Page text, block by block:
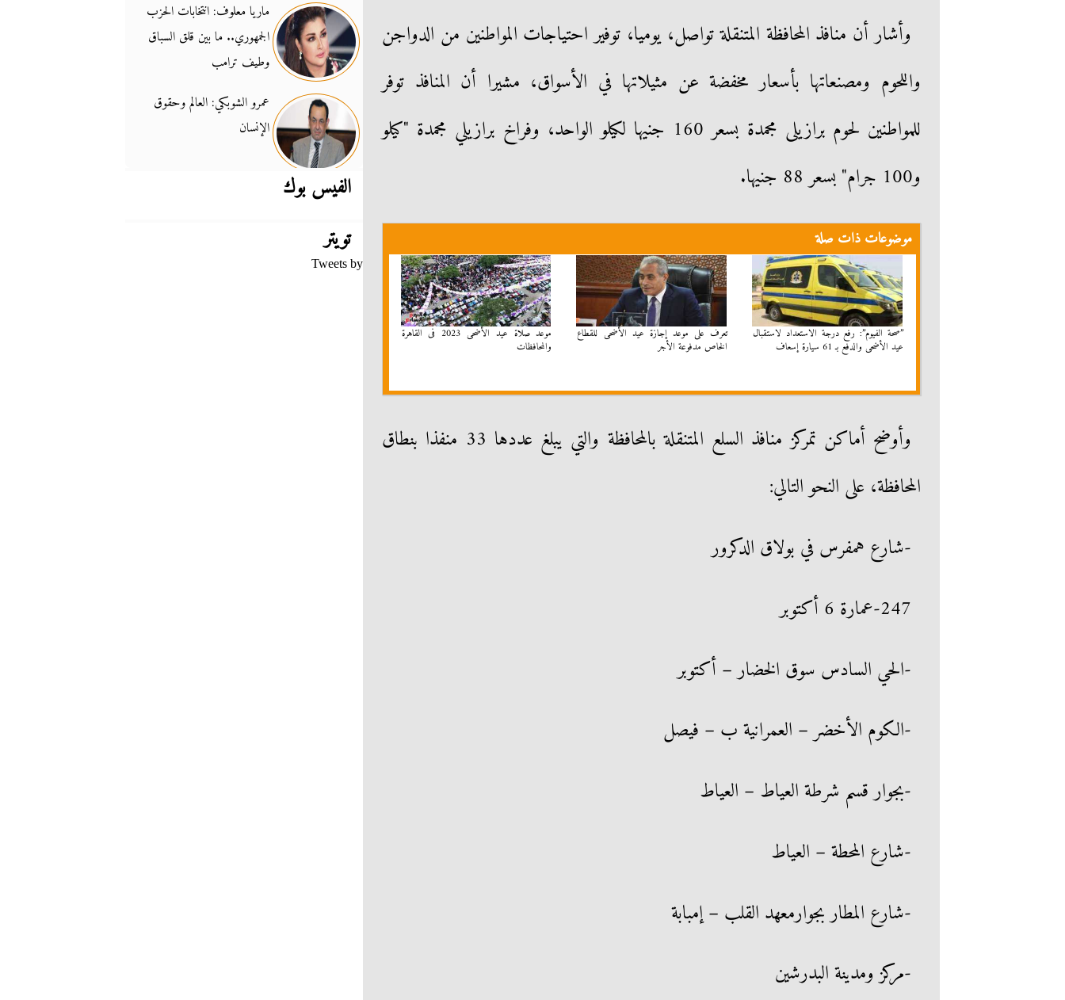
وأشار أن منافذ المحافظة المتنقلة تواصل، يوميا، توفير احتياجات المواطنين من الدواجن
واللحوم ومصنعاتها بأسعار مخفضة عن مثيلاتها في الأسواق، مشيرا أن المنافذ توفر
للمواطنين لحوم برازيلى مجمدة بسعر 160 جنيها لكيلو الواحد، وفراخ برازيلي مجمدة "كيلو
و100 جرام" بسعر 88 جنيها.
موضوعات ذات صلة
”صحة الفيوم”: رفع درجة الاستعداد لاستقبال
عيد الأضحى والدفع بـ 61 سيارة إسعاف
تعرف على موعد إجازة عيد الأضحى للقطاع
الخاص مدفوعة الأجر
موعد صلاة عيد الأضحى 2023 فى القاهرة
والمحافظات
وأوضح أماكن تمركز منافذ السلع المتنقلة بالمحافظة والتي يبلغ عددها 33 منفذا بنطاق
المحافظة، على النحو التالي:
-شارع همفرس في بولاق الدكرور
247-عمارة 6 أكتوبر
-الحي السادس سوق الخضار – أكتوبر
-الكوم الأخضر – العمرانية ب – فيصل
-بجوار قسم شرطة العياط – العياط
-شارع المحطة – العياط
-شارع المطار بجوارمعهد القلب – إمبابة
-مركز ومدينة البدرشين
ماريا معلوف: انتخابات الحزب
الجمهوري.. ما بين قلق السباق
وطيف ترامب
عمرو الشوبكي: العالم وحقوق
الإنسان
الفيس بوك
تويتر
Tweets by